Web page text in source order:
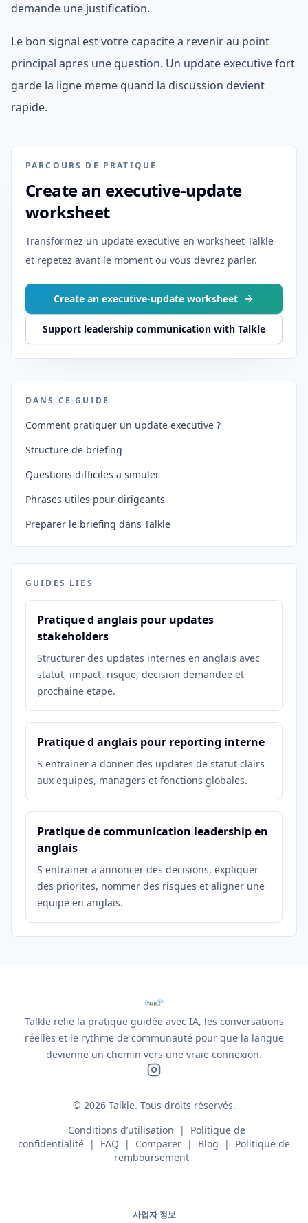
demande une justification.
Le bon signal est votre capacite a revenir au point
principal apres une question. Un update executive fort
garde la ligne meme quand la discussion devient
rapide.
PARCOURS DE PRATIQUE
Create an executive-update
worksheet
Transformez un update executive en worksheet Talkle
et repetez avant le moment ou vous devrez parler.
Create an executive-update worksheet
Support leadership communication with Talkle
DANS CE GUIDE
Comment pratiquer un update executive ?
Structure de briefing
Questions difficiles a simuler
Phrases utiles pour dirigeants
Preparer le briefing dans Talkle
GUIDES LIES
Pratique d anglais pour updates
stakeholders
Structurer des updates internes en anglais avec
statut, impact, risque, decision demandee et
prochaine etape.
Pratique d anglais pour reporting interne
S entrainer a donner des updates de statut clairs
aux equipes, managers et fonctions globales.
Pratique de communication leadership en
anglais
S entrainer a annoncer des decisions, expliquer
des priorites, nommer des risques et aligner une
equipe en anglais.
Talkle relie la pratique guidée avec IA, les conversations
réelles et le rythme de communauté pour que la langue
devienne un chemin vers une vraie connexion.
© 2026Talkle. Tous droits réservés.
Conditions d’utilisation
|
Politique de
confidentialité | FAQ | Comparer | Blog |
Politique de
remboursement
사업자 정보